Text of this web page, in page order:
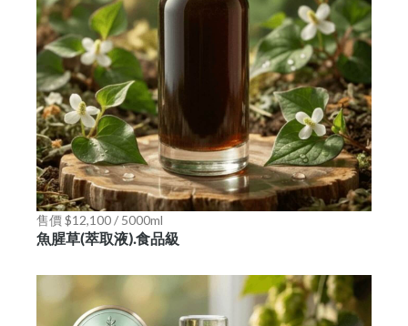
售價 $12,100 / 5000ml
魚腥草(萃取液).食品級